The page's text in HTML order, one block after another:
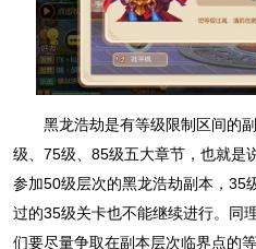
黑龙浩劫是有等级限制区间的
级、75级、85级五大章节，也就是
参加50级层次的黑龙浩劫副本，35
过的35级关卡也不能继续进行。同
们要尽量争取在副本层次临界点的等